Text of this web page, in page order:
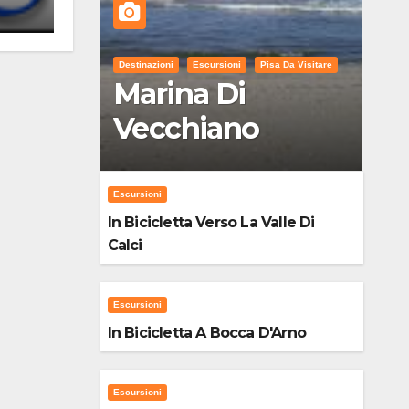
Destinazioni Escursioni Pisa Da Visitare
Marina Di
Vecchiano
Escursioni
In Bicicletta Verso La Valle Di
Calci
Escursioni
In Bicicletta A Bocca D'Arno
Escursioni